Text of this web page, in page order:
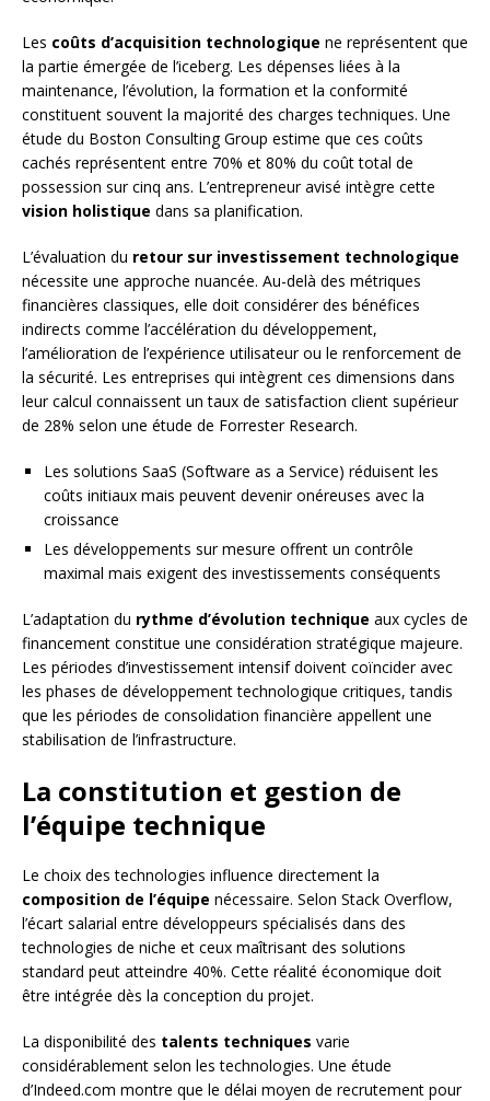
Les coûts d’acquisition technologique ne représentent que
la partie émergée de l’iceberg. Les dépenses liées à la
maintenance, l’évolution, la formation et la conformité
constituent souvent la majorité des charges techniques. Une
étude du Boston Consulting Group estime que ces coûts
cachés représentent entre 70% et 80% du coût total de
possession sur cinq ans. L’entrepreneur avisé intègre cette
vision holistique dans sa planification.
L’évaluation du retour sur investissement technologique
nécessite une approche nuancée. Au-delà des métriques
financières classiques, elle doit considérer des bénéfices
indirects comme l’accélération du développement,
l’amélioration de l’expérience utilisateur ou le renforcement de
la sécurité. Les entreprises qui intègrent ces dimensions dans
leur calcul connaissent un taux de satisfaction client supérieur
de 28% selon une étude de Forrester Research.
Les solutions SaaS (Software as a Service) réduisent les
coûts initiaux mais peuvent devenir onéreuses avec la
croissance
Les développements sur mesure offrent un contrôle
maximal mais exigent des investissements conséquents
L’adaptation du rythme d’évolution technique aux cycles de
financement constitue une considération stratégique majeure.
Les périodes d’investissement intensif doivent coïncider avec
les phases de développement technologique critiques, tandis
que les périodes de consolidation financière appellent une
stabilisation de l’infrastructure.
La constitution et gestion de
l’équipe technique
Le choix des technologies influence directement la
composition de l’équipe nécessaire. Selon Stack Overflow,
l’écart salarial entre développeurs spécialisés dans des
technologies de niche et ceux maîtrisant des solutions
standard peut atteindre 40%. Cette réalité économique doit
être intégrée dès la conception du projet.
La disponibilité des talents techniques varie
considérablement selon les technologies. Une étude
d’Indeed.com montre que le délai moyen de recrutement pour